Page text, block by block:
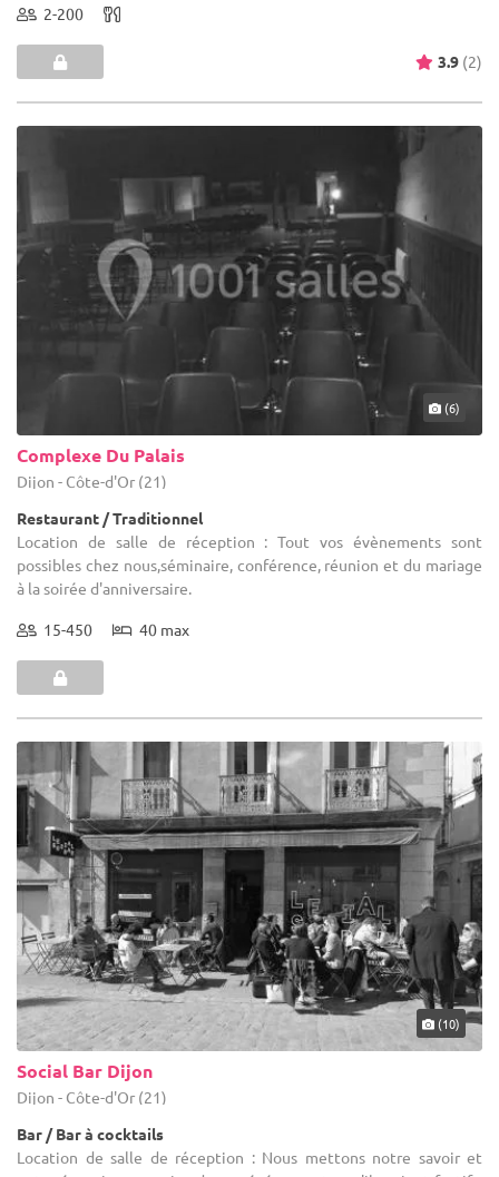
2-200
3.9 (2)
(6)
Complexe Du Palais
Dijon - Côte-d'Or (21)
Restaurant / Traditionnel
Location de salle de réception : Tout vos évènements sont
possibles chez nous,séminaire, conférence, réunion et du mariage
à la soirée d'anniversaire.
15-450 40 max
(10)
Social Bar Dijon
Dijon - Côte-d'Or (21)
Bar / Bar à cocktails
Location de salle de réception : Nous mettons notre savoir et